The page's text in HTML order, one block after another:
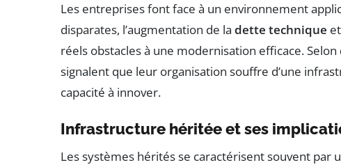
Les entreprises font face à un environnement
disparates, l’augmentation de la dette technique
réels obstacles à une modernisation efficace.
signalent que leur organisation souffre d’une
capacité à innover.
Infrastructure héritée et ses
Les systèmes hérités se caractérisent souvent